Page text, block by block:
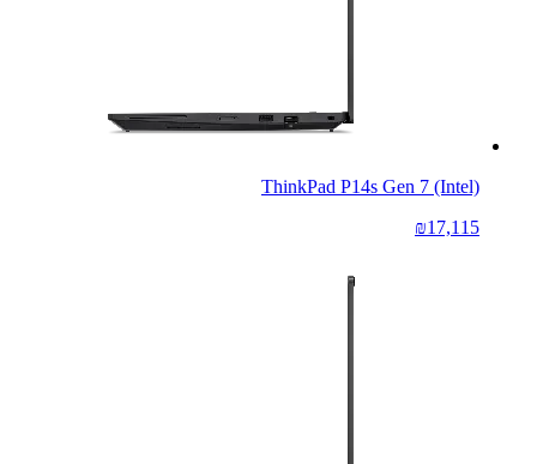
ThinkPad P14s Gen 7 (Intel)
₪17,115